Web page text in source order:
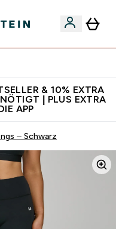
& 10% EXTRA
| PLUS EXTRA
APP
– Schwarz